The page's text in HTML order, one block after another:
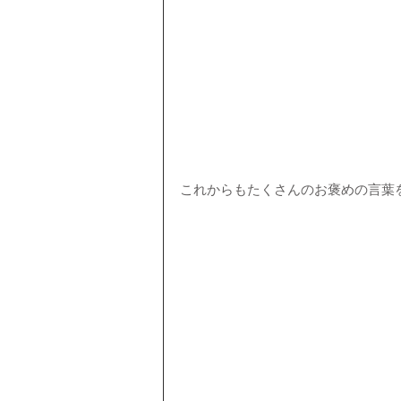
これからもたくさんのお褒めの言葉